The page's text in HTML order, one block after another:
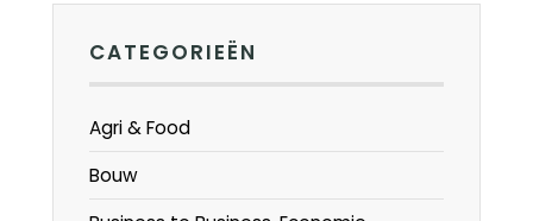
CATEGORIEËN
Agri & Food
Bouw